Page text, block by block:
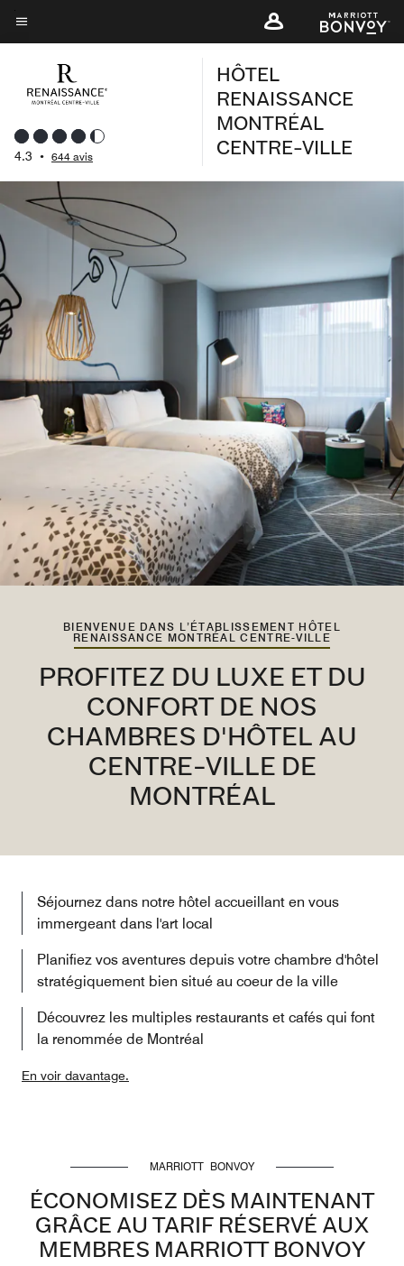
Skip
to
content
Texte du menu
4.3 • 644 avis
HÔTEL
RENAISSANCE
MONTRÉAL
CENTRE-VILLE
BIENVENUE DANS L’ÉTABLISSEMENT HÔTEL
RENAISSANCE MONTRÉAL CENTRE-VILLE
PROFITEZ DU LUXE ET DU
CONFORT DE NOS
CHAMBRES D'HÔTEL AU
CENTRE-VILLE DE
MONTRÉAL
Séjournez dans notre hôtel accueillant en vous
immergeant dans l'art local
Planifiez vos aventures depuis votre chambre d'hôtel
stratégiquement bien situé au coeur de la ville
Découvrez les multiples restaurants et cafés qui font
la renommée de Montréal
En voir davantage.
MARRIOTT BONVOY
ÉCONOMISEZ DÈS MAINTENANT
GRÂCE AU TARIF RÉSERVÉ AUX
MEMBRES MARRIOTT BONVOY